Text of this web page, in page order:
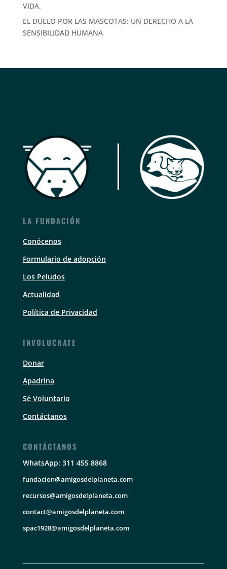
VIDA.
EL DUELO POR LAS MASCOTAS: UN DERECHO A LA
SENSIBILIDAD HUMANA
LA FUNDACIÓN
Conócenos
Formulario de adopción
Los Peludos
Actualidad
Política de Privacidad
INVOLUCRATE
Donar
Apadrina
Sé Voluntario
Contáctanos
CONTÁCTANOS
WhatsApp: 311 455 8868
fundacion@amigosdelplaneta.com
recursos@amigosdelplaneta.com
contact@amigosdelplaneta.com
spac1928@amigosdelplaneta.com